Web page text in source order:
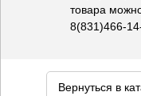
товара
8(831)466-
Вернуться в